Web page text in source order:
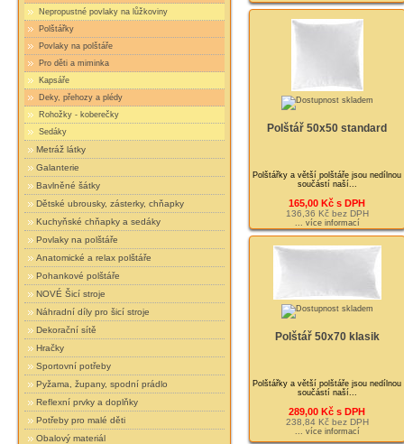
Nepropustné povlaky na lůžkoviny
Polštářky
Povlaky na polštáře
Pro děti a miminka
Kapsáře
Deky, přehozy a plédy
Rohožky - koberečky
Sedáky
Metráž látky
Galanterie
Bavlněné šátky
Dětské ubrousky, zásterky, chňapky
Kuchyňské chňapky a sedáky
Povlaky na polštáře
Anatomické a relax polštáře
Pohankové polštáře
NOVÉ Šicí stroje
Náhradní díly pro šicí stroje
Dekorační sítě
Hračky
Sportovní potřeby
Pyžama, župany, spodní prádlo
Reflexní prvky a doplňky
Potřeby pro malé děti
Obalový materiál
Polštář 50x50 standard
Polštářky a větší polštáře jsou nedílnou
součástí naší...
165,00 Kč s DPH
136,36 Kč bez DPH
... více informací
Polštář 50x70 klasik
Polštářky a větší polštáře jsou nedílnou
součástí naší...
289,00 Kč s DPH
238,84 Kč bez DPH
... více informací